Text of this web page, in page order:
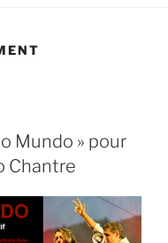
Mundo » pour
Chantre